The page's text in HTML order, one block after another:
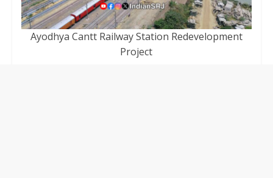
Ayodhya Cantt Railway Station Redevelopment
Project